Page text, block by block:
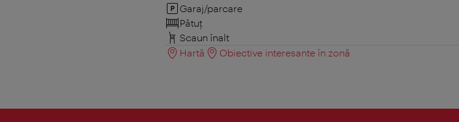
Garaj/parcare
Pătuţ
Scaun înalt
Hartă
Obiective interesante în zonă